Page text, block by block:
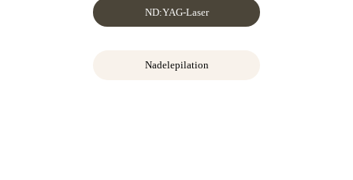
ND:YAG-Laser
Nadelepilation